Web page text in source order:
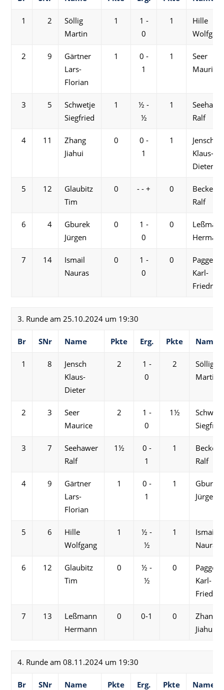
1 2
Söllig
Martin
1
1 -
0
1
Hille
2 9
Gärtner
Lars-
Florian
1
0 -
1
1
Seer
Maurice
3 5
Schwetje
Siegfried
1
½ -
½
1
Ralf
4 11
Zhang
Jiahui
0
0 -
1
1
Jensch
Klaus-
Dieter
5 12
Glaubitz
Tim
0 - - + 0
Becker
Ralf
6 4
Gburek
Jürgen
0
1 -
0
0
7 14
Ismail
Nauras
0
1 -
0
0
Paggel
Karl-
Friedrich
3. Runde am 25.10.2024 um 19:30
Br SNr Name Pkte Erg. Pkte Name
1 8
Jensch
Klaus-
Dieter
2
1 -
0
2
Söllig
Martin
2 3
Seer
Maurice
2
1 -
0
1½
3 7
Seehawer
Ralf
1½
0 -
1
1
Becker
Ralf
4 9
Gärtner
Lars-
Florian
1
0 -
1
1
Gburek
Jürgen
5 6
Hille
Wolfgang
1
½ -
½
1
Ismail
Nauras
6 12
Glaubitz
Tim
0
½ -
½
0
Paggel
Karl-
7 13
Leßmann
Hermann
0 0-1 0
Zhang
Jiahui
4. Runde am 08.11.2024 um 19:30
Br SNr Name Pkte Erg. Pkte Name